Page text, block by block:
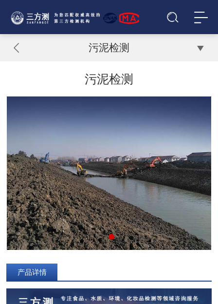
污泥检测
污泥检测
产品详情